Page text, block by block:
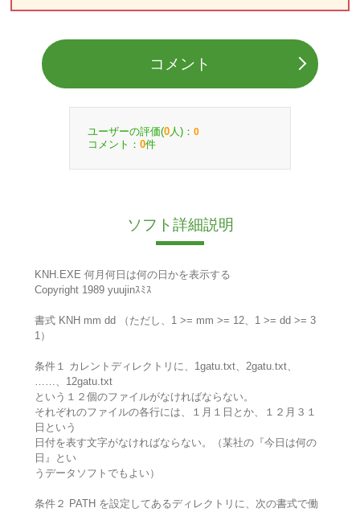
コメント
ユーザーの評価(0 人)： 0
コメント： 0件
ソフト詳細説明
KNH.EXE 何月何日は何の日かを表示する
Copyright 1989 yuujinｽﾐｽ
書式 KNH mm dd （ただし、1 >= mm >= 12、1 >= dd >= 3
1）
条件１ カレントディレクトリに、1gatu.txt、2gatu.txt、
……、12gatu.txt
という１２個のファイルがなければならない。
それぞれのファイルの各行には、１月１日とか、１２月３１
日という
日付を表す文字がなければならない。（某社の『今日は何の
日』とい
うデータソフトでもよい）
条件２ PATH を設定してあるディレクトリに、次の書式で働